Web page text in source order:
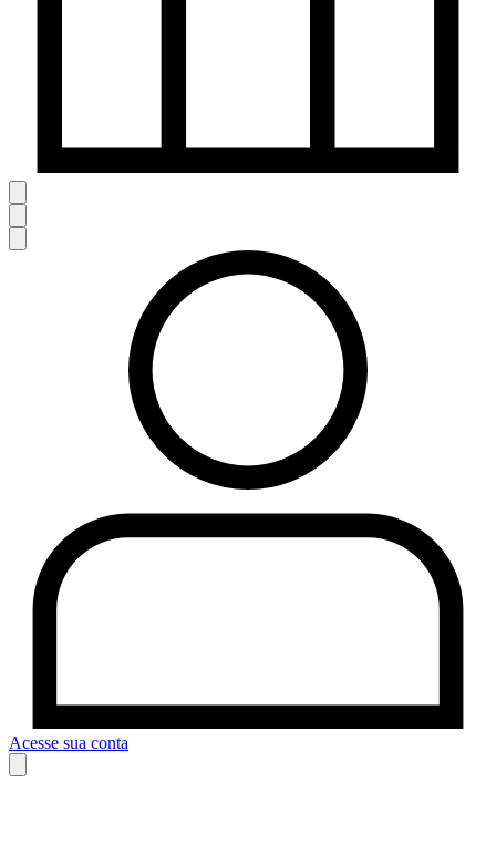
Acesse sua conta